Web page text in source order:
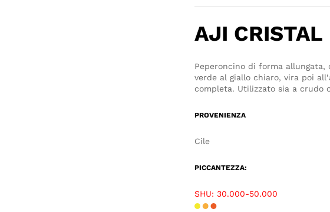
AJI CRISTAL
Peperoncino di forma
verde al giallo chiaro, vira poi
completa. Utilizzato sia a crudo
PROVENIENZA
Cile
PICCANTEZZA:
SHU: 30.000-50.000